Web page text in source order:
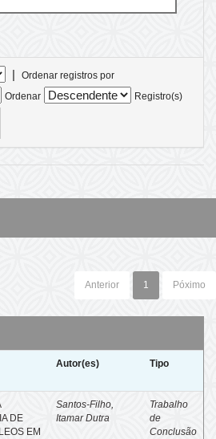
|
Ordenar registros por
Ordenar
Registro(s)
Anterior 1 Póximo
Autor(es) Tipo
DE
EM
Santos-Filho,
Itamar Dutra
Trabalho
de
Conclusão